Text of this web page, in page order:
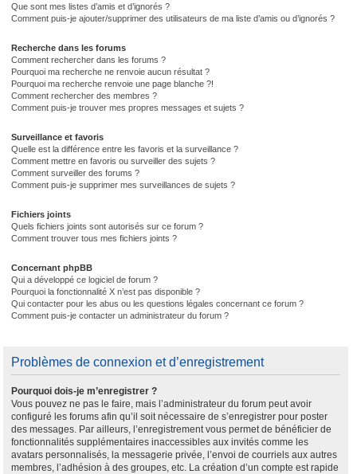
Que sont mes listes d’amis et d’ignorés ?
Comment puis-je ajouter/supprimer des utilisateurs de ma liste d’amis ou d’ignorés ?
Recherche dans les forums
Comment rechercher dans les forums ?
Pourquoi ma recherche ne renvoie aucun résultat ?
Pourquoi ma recherche renvoie une page blanche ?!
Comment rechercher des membres ?
Comment puis-je trouver mes propres messages et sujets ?
Surveillance et favoris
Quelle est la différence entre les favoris et la surveillance ?
Comment mettre en favoris ou surveiller des sujets ?
Comment surveiller des forums ?
Comment puis-je supprimer mes surveillances de sujets ?
Fichiers joints
Quels fichiers joints sont autorisés sur ce forum ?
Comment trouver tous mes fichiers joints ?
Concernant phpBB
Qui a développé ce logiciel de forum ?
Pourquoi la fonctionnalité X n’est pas disponible ?
Qui contacter pour les abus ou les questions légales concernant ce forum ?
Comment puis-je contacter un administrateur du forum ?
Problèmes de connexion et d’enregistrement
Pourquoi dois-je m’enregistrer ?
Vous pouvez ne pas le faire, mais l’administrateur du forum peut avoir
configuré les forums afin qu’il soit nécessaire de s’enregistrer pour poster
des messages. Par ailleurs, l’enregistrement vous permet de bénéficier de
fonctionnalités supplémentaires inaccessibles aux invités comme les
avatars personnalisés, la messagerie privée, l’envoi de courriels aux autres
membres, l’adhésion à des groupes, etc. La création d’un compte est rapide